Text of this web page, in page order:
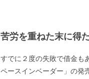
苦労を重ねた末に得
すでに２度の失敗で借金も
ペースインベーダー」の発